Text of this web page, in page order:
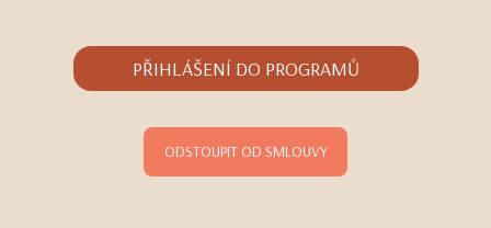
PŘIHLÁŠENÍ DO PROGRAMŮ
ODSTOUPIT OD SMLOUVY